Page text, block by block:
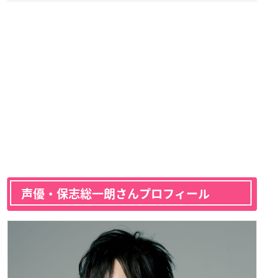
声優・保志総一朗さんプロフィール